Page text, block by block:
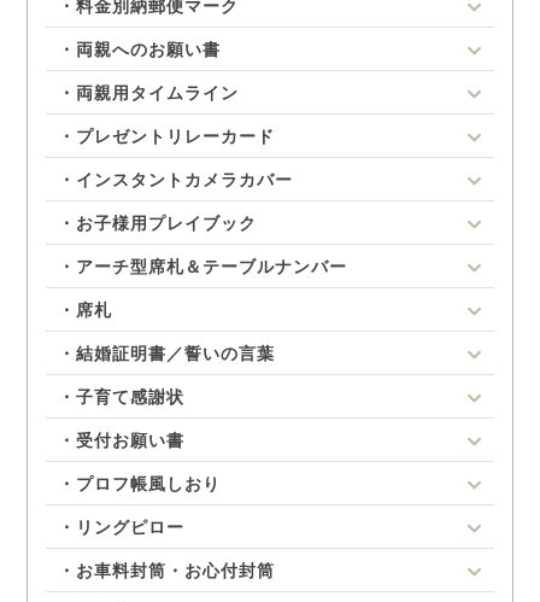
・料金別納郵便マーク
・両親へのお願い書
・両親用タイムライン
・プレゼントリレーカード
・インスタントカメラカバー
・お子様用プレイブック
・アーチ型席札＆テーブルナンバー
・席札
・結婚証明書／誓いの言葉
・子育て感謝状
・受付お願い書
・プロフ帳風しおり
・リングピロー
・お車料封筒・お心付封筒